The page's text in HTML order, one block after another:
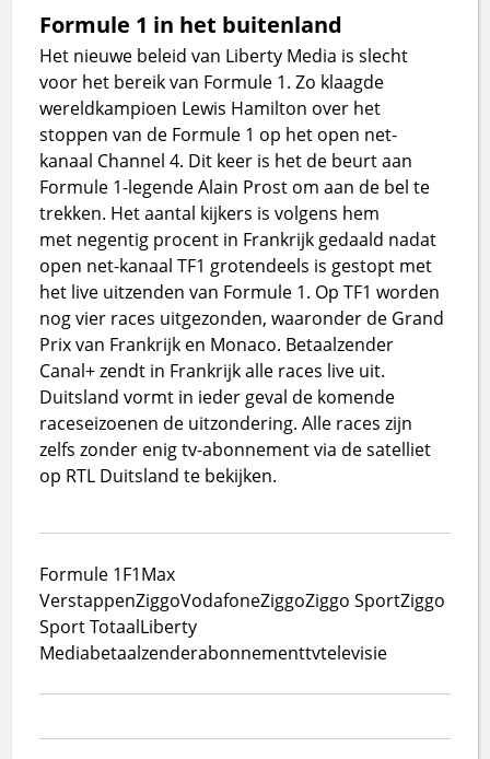
Formule 1 in het buitenland
Het nieuwe beleid van Liberty Media is slecht
voor het bereik van Formule 1. Zo klaagde
wereldkampioen Lewis Hamilton over het
stoppen van de Formule 1 op het open net-
kanaal Channel 4. Dit keer is het de beurt aan
Formule 1-legende Alain Prost om aan de bel te
trekken. Het aantal kijkers is volgens hem
met negentig procent in Frankrijk gedaald nadat
open net-kanaal TF1 grotendeels is gestopt met
het live uitzenden van Formule 1. Op TF1 worden
nog vier races uitgezonden, waaronder de Grand
Prix van Frankrijk en Monaco. Betaalzender
Canal+ zendt in Frankrijk alle races live uit.
Duitsland vormt in ieder geval de komende
raceseizoenen de uitzondering. Alle races zijn
zelfs zonder enig tv-abonnement via de satelliet
op RTL Duitsland te bekijken.
Formule 1F1Max
VerstappenZiggoVodafoneZiggoZiggo SportZiggo
Sport TotaalLiberty
Mediabetaalzenderabonnementtvtelevisie